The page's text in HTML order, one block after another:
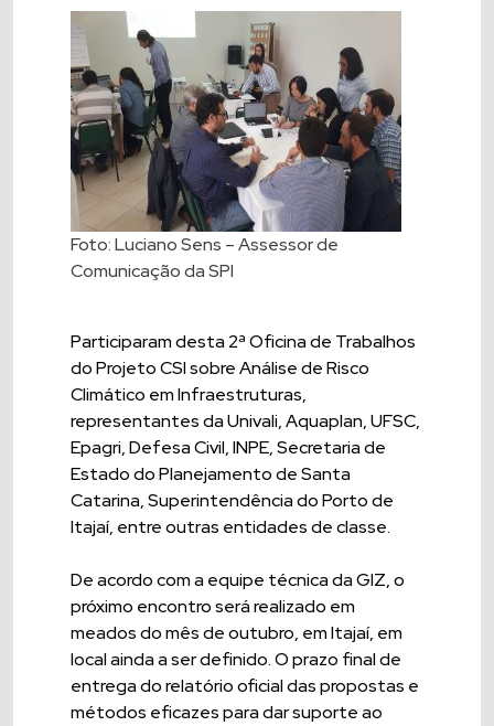
Foto: Luciano Sens – Assessor de
Comunicação da SPI
Participaram desta 2ª Oficina de Trabalhos
do Projeto CSI sobre Análise de Risco
Climático em Infraestruturas,
representantes da Univali, Aquaplan, UFSC,
Epagri, Defesa Civil, INPE, Secretaria de
Estado do Planejamento de Santa
Catarina, Superintendência do Porto de
Itajaí, entre outras entidades de classe.
De acordo com a equipe técnica da GIZ, o
próximo encontro será realizado em
meados do mês de outubro, em Itajaí, em
local ainda a ser definido. O prazo final de
entrega do relatório oficial das propostas e
métodos eficazes para dar suporte ao